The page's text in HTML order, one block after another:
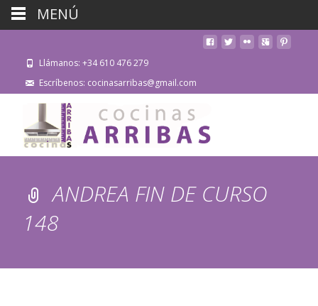
Llámanos: +34 610 476 279
Escríbenos: cocinasarribas@gmail.com
ANDREA FIN DE CURSO
148
MENÚ